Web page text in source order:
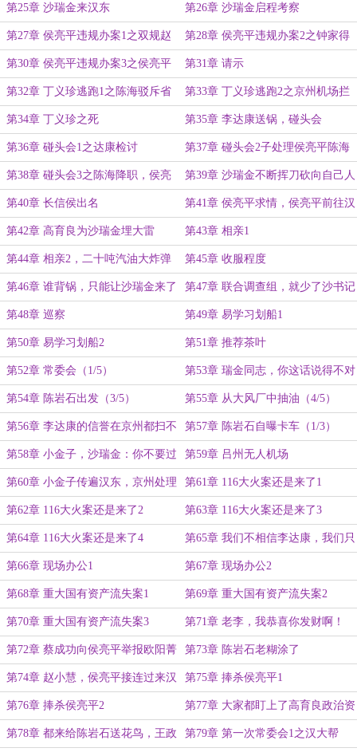
揽祁同伟
第25章 沙瑞金来汉东 第26章 沙瑞金启程考察
第27章 侯亮平违规办案1之双规赵
德汉
第28章 侯亮平违规办案2之钟家得
罪能源系
第30章 侯亮平违规办案3之侯亮平
问汉东要交待
第31章 请示
第32章 丁义珍逃跑1之陈海驳斥省
委常委
第33章 丁义珍逃跑2之京州机场拦
截
第34章 丁义珍之死 第35章 李达康送锅，碰头会
第36章 碰头会1之达康检讨 第37章 碰头会2子处理侯亮平陈海
第38章 碰头会3之陈海降职，侯亮
平问责
第39章 沙瑞金不断挥刀砍向自己人
第40章 长信侯出名 第41章 侯亮平求情，侯亮平前往汉
东
第42章 高育良为沙瑞金埋大雷 第43章 相亲1
第44章 相亲2，二十吨汽油大炸弹 第45章 收服程度
第46章 谁背锅，只能让沙瑞金来了 第47章 联合调查组，就少了沙书记
和田国富
第48章 巡察 第49章 易学习划船1
第50章 易学习划船2 第51章 推荐茶叶
第52章 常委会（1/5） 第53章 瑞金同志，你这话说得不对
（2/5）
第54章 陈岩石出发（3/5） 第55章 从大风厂中抽油（4/5）
第56章 李达康的信誉在京州都扫不
到共享单车（5/5）
第57章 陈岩石自曝卡车（1/3）
第58章 小金子，沙瑞金：你不要过
来啊！（2/3）
第59章 吕州无人机场
第60章 小金子传遍汉东，京州处理
赵东来
第61章 116大火案还是来了1
第62章 116大火案还是来了2 第63章 116大火案还是来了3
第64章 116大火案还是来了4 第65章 我们不相信李达康，我们只
相信高书记
第66章 现场办公1 第67章 现场办公2
第68章 重大国有资产流失案1 第69章 重大国有资产流失案2
第70章 重大国有资产流失案3 第71章 老李，我恭喜你发财啊！
第72章 蔡成功向侯亮平举报欧阳菁 第73章 陈岩石老糊涂了
第74章 赵小慧，侯亮平接连过来汉
东
第75章 捧杀侯亮平1
第76章 捧杀侯亮平2 第77章 大家都盯上了高育良政治资
源了
第78章 都来给陈岩石送花鸟，王政 第79章 第一次常委会1之汉大帮